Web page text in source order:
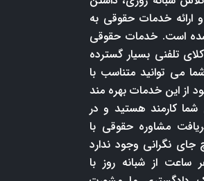
خدمات حقوقی به
است. خدمات حقوقی
تلفنی بسیار گسترده
می توانید متناسب با
از این خدمات بهره مند
کارمند هستید و در
مشاوره حقوقی با
جای نگرانی وجود ندارد
ساعت از شبانه روز با